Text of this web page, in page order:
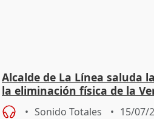
Alcalde de La Línea saluda
la eliminación física de la
Sonido Totales 15/07/